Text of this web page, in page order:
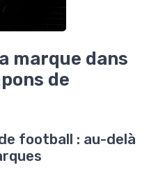
marque dans
de
football : au-delà